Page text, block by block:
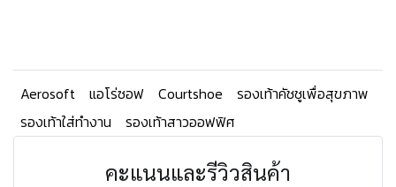
Aerosoft แอโร่ซอฟ Courtshoe
รองเท้าคัชชูเพื่อสุขภาพ
รองเท้าใส่ทำงาน
รองเท้าสาวออฟฟิศ
คะแนนและรีวิวสินค้า